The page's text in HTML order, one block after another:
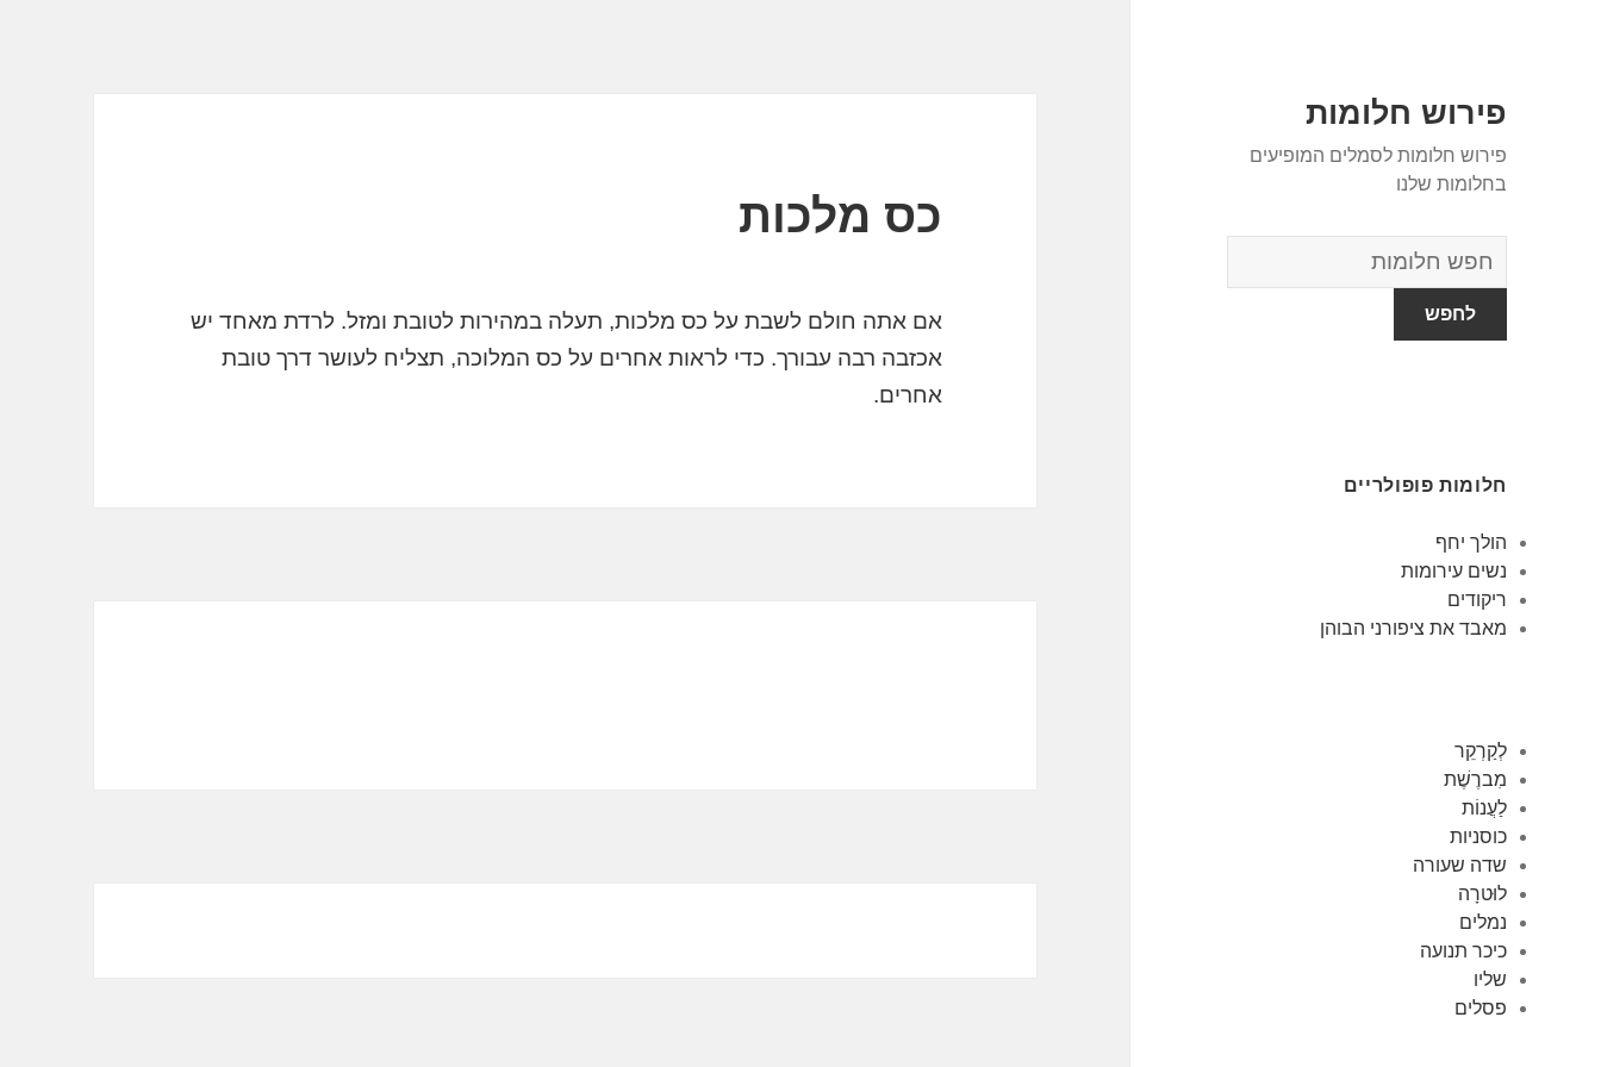
פירוש חלומות
פירוש חלומות לסמלים המופיעים
בחלומות שלנו
מילון
החלומות
חלומות פופולריים
הולך יחף
נשים עירומות
ריקודים
מאבד את ציפורני הבוהן
לְקַרְקֵר
מִברֶשֶׁת
לַעֲנוֹת
כוסניות
שדה שעורה
לוּטרָה
נמלים
כיכר תנועה
שליו
פסלים
כס מלכות
אם אתה חולם לשבת על כס מלכות, תעלה במהירות לטובת ומזל. לרדת מאחד יש
אכזבה רבה עבורך. כדי לראות אחרים על כס המלוכה, תצליח לעושר דרך טובת
אחרים.